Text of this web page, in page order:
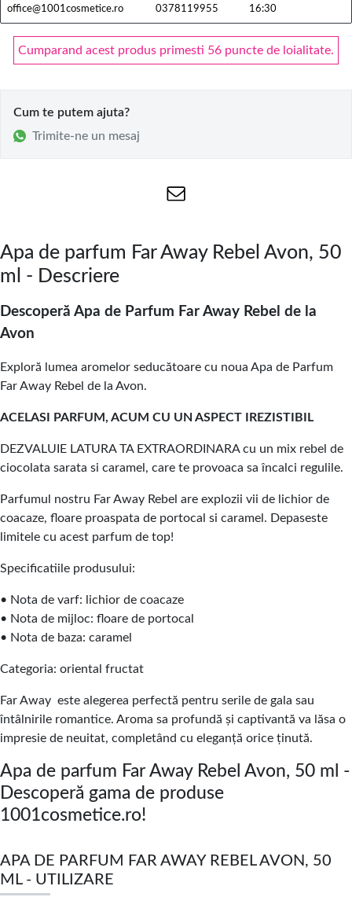
office@1001cosmetice.ro 0378119955
16:30
Cumparand acest produs primesti 56 puncte de loialitate.
Cum te putem ajuta?
Trimite-ne un mesaj
Apa de parfum Far Away Rebel Avon, 50
ml - Descriere
Descoperă Apa de Parfum Far Away Rebel de la
Avon
Exploră lumea aromelor seducătoare cu noua Apa de Parfum
Far Away Rebel de la Avon.
ACELASI PARFUM, ACUM CU UN ASPECT IREZISTIBIL
DEZVALUIE LATURA TA EXTRAORDINARA cu un mix rebel de
ciocolata sarata si caramel, care te provoaca sa încalci regulile.
Parfumul nostru Far Away Rebel are explozii vii de lichior de
coacaze, floare proaspata de portocal si caramel. Depaseste
limitele cu acest parfum de top!
Specificatiile produsului:
• Nota de varf: lichior de coacaze
• Nota de mijloc: floare de portocal
• Nota de baza: caramel
Categoria: oriental fructat
Far Away este alegerea perfectă pentru serile de gala sau
întâlnirile romantice. Aroma sa profundă și captivantă va lăsa o
impresie de neuitat, completând cu eleganță orice ținută.
Apa de parfum Far Away Rebel Avon, 50 ml -
Descoperă gama de produse
1001cosmetice.ro!
APA DE PARFUM FAR AWAY REBEL AVON, 50
ML - UTILIZARE